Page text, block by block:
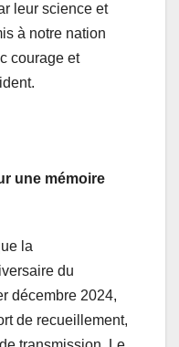
leur science et
à notre nation
courage et
une mémoire
la
du
décembre 2024,
de recueillement,